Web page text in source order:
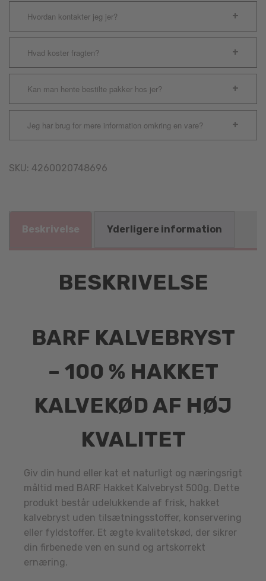
Hvordan kontakter jeg jer?
Hvad koster fragten?
Kan man hente bestilte pakker hos jer?
Jeg har brug for mere information omkring en vare?
SKU: 4260020748696
Beskrivelse Yderligere information
BESKRIVELSE
BARF KALVEBRYST
– 100 % HAKKET
KALVEKØD AF HØJ
KVALITET
Giv din hund eller kat et naturligt og næringsrigt
måltid med BARF Hakket Kalvebryst 500g. Dette
produkt består udelukkende af frisk, hakket
kalvebryst uden tilsætningsstoffer, konservering
eller fyldstoffer. Et ægte kvalitetskød, der sikrer
din firbenede ven en sund og artskorrekt
ernæring.